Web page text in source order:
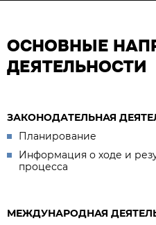
ОСНОВНЫЕ
ДЕЯТЕЛЬНОСТИ
ЗАКОНОДАТЕЛЬНАЯ
Планирование
Информация о ходе и
процесса
МЕЖДУНАРОДНАЯ